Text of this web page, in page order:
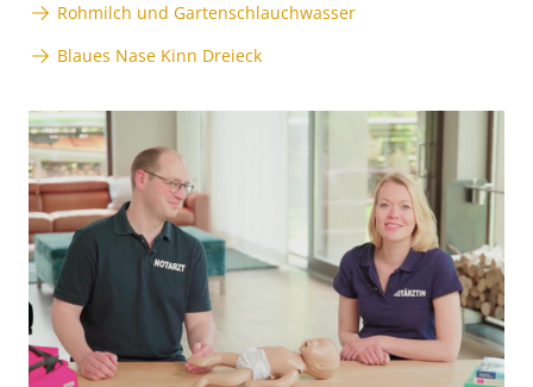
Rohmilch und Gartenschlauchwasser
Blaues Nase Kinn Dreieck